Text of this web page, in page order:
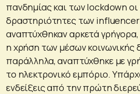
πανδημίας και των lockdown οι
δραστηριότητες των
αναπτύχθηκαν αρκετά
η χρήση των μέσων κοινωνικής
παράλληλα, αναπτύχθηκε με
το ηλεκτρονικό εμπόριο.
ενδείξεις από την πρώτη